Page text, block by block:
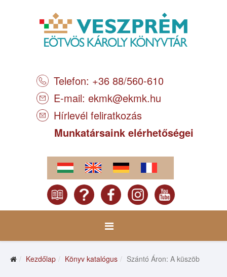
Telefon: +36 88/560-610
E-mail: ekmk@ekmk.hu
Hírlevél feliratkozás
Munkatársaink elérhetőségei
Kezdőlap Könyv katalógus Szántó Áron: A küszöb